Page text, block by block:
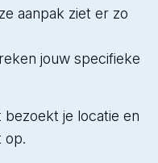
aanpak ziet er zo
jouw specifieke
bezoekt je locatie en
op.